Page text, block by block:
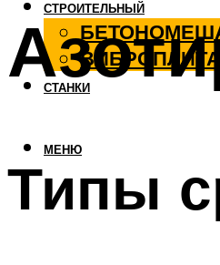
СТРОИТЕЛЬНЫЙ
ВИБРОПЛИТА
СТАНКИ
МЕНЮ
Типы